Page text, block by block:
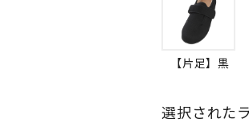
【片足】黒
選択された